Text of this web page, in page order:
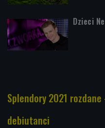
Dzieci
Splendory 2021
debiutanci